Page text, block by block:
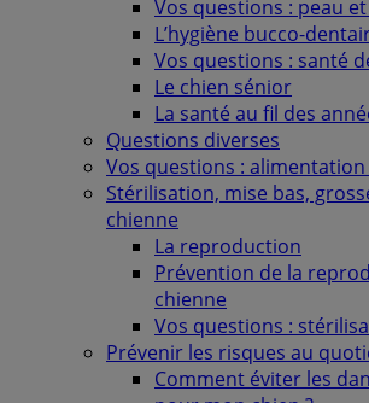
Vos questions : peau
L’hygiène bucco-
Vos questions : santé
Le chien sénior
La santé au fil des
Questions diverses
Vos questions :
Stérilisation, mise bas,
chienne
La reproduction
Prévention de la
chienne
Vos questions :
Prévenir les risques au
Comment éviter les